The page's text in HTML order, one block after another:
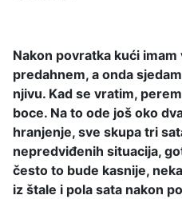
Nakon povratka kući
predahnem, a onda
njivu. Kad se vratim,
boce. Na to ode još oko
hranjenje, sve skupa tri
nepredviđenih situacija,
često to bude kasnije,
iz štale i pola sata nakon